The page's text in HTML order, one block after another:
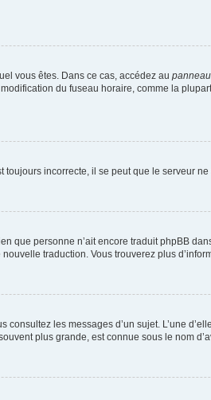
vous êtes. Dans ce cas, accédez au
du fuseau horaire, comme la
incorrecte, il se peut que le serveur
que personne n’ait encore traduit phpBB
traduction. Vous trouverez plus
les messages d’un sujet. L’une
plus grande, est connue sous le nom